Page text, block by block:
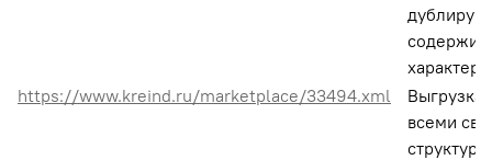
содержит
https://www.kreind.ru/marketplace/33494.xml
Выгрузка,
всеми
структура